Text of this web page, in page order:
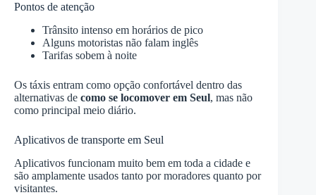
Pontos de atenção
Trânsito intenso em horários de pico
Alguns motoristas não falam inglês
Tarifas sobem à noite
Os táxis entram como opção confortável dentro das
alternativas de como se locomover em Seul, mas não
como principal meio diário.
Aplicativos de transporte em Seul
Aplicativos funcionam muito bem em toda a cidade e
são amplamente usados tanto por moradores quanto por
visitantes.